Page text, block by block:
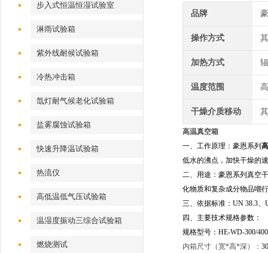
步入式恒温恒湿试验室
淋雨试验箱
紫外线耐候试验箱
冷热冲击箱
氙灯耐气候老化试验箱
盐雾腐蚀试验箱
快速升降温试验箱
热流仪
高低温低气压试验箱
温湿度振动三综合试验箱
燃烧测试
品牌
操作方式
加热方式
温度范围
干燥介质移动
高温真空箱
一、工作原理：豪恩系列
低水的沸点，加快干燥的
二、用途：豪恩系列真空
化物质和复杂成分物品嘲
三、依据标准：UN 38.3、
四、主要技术规格参数：
规格型号：HE-WD-300/
内箱尺寸（宽*高*深）：